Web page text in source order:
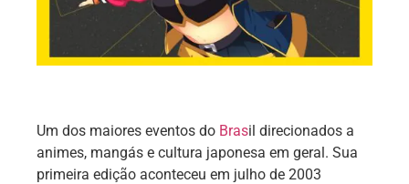
Um dos maiores eventos do Brasil direcionados a
animes, mangás e cultura japonesa em geral. Sua
primeira edição aconteceu em julho de 2003